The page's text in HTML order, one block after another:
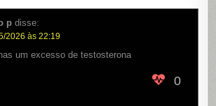
p disse:
2026 às 22:19
um excesso de testosterona
0